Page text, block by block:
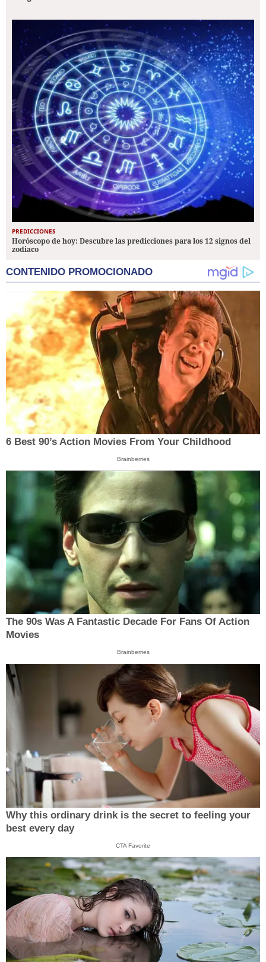
PREDICCIONES
Horóscopo de hoy: Descubre las predicciones para los 12 signos del
zodiaco
CONTENIDO PROMOCIONADO
6 Best 90’s Action Movies From Your Childhood
Brainberries
The 90s Was A Fantastic Decade For Fans Of Action
Movies
Brainberries
Why this ordinary drink is the secret to feeling your
best every day
CTA Favorite